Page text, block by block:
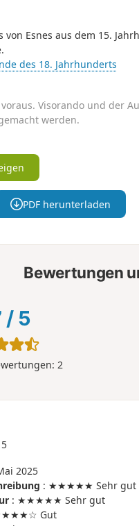
von Esnes aus dem 15.
des 18. Jahrhunderts
Visorando und der
werden.
PDF herunterladen
Bewertungen
/ 5
2
5
2025
: ★★★★★ Sehr gut
: ★★★★★ Sehr gut
Gut